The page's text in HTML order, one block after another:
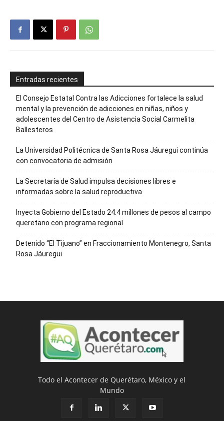
Entradas recientes
El Consejo Estatal Contra las Adicciones fortalece la salud
mental y la prevención de adicciones en niñas, niños y
adolescentes del Centro de Asistencia Social Carmelita
Ballesteros
La Universidad Politécnica de Santa Rosa Jáuregui continúa
con convocatoria de admisión
La Secretaría de Salud impulsa decisiones libres e
informadas sobre la salud reproductiva
Inyecta Gobierno del Estado 24.4 millones de pesos al campo
queretano con programa regional
Detenido “El Tijuano” en Fraccionamiento Montenegro, Santa
Rosa Jáuregui
Todo el Acontecer de Querétaro, México y el
Mundo